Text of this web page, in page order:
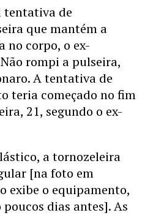
tentativa de
que mantém a
no corpo, o ex-
rompi a pulseira,
A tentativa de
teria começado no fim
21, segundo o ex-
a tornozeleira
[na foto em
exibe o equipamento,
dias antes]. As